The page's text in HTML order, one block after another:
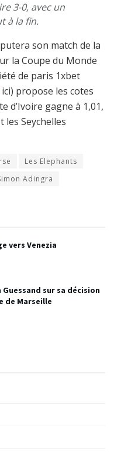
3-0, avec un
à la fin.
son match de la
la Coupe du Monde
de paris 1xbet
ici) propose les cotes
d’Ivoire gagne à 1,01,
les Seychelles
Les Elephants
Adingra
vers Venezia
Guessand sur sa décision
de Marseille